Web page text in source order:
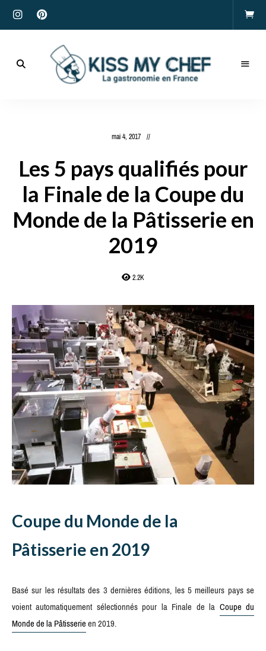
mai 4, 2017
Les 5 pays qualifiés pour
la Finale de la Coupe du
Monde de la Pâtisserie en
2019
2.2K
Coupe du Monde de la
Pâtisserie en 2019
Basé sur les résultats des 3 dernières éditions, les 5 meilleurs pays se
voient automatiquement sélectionnés pour la Finale de la Coupe du
Monde de la Pâtisserieen 2019.